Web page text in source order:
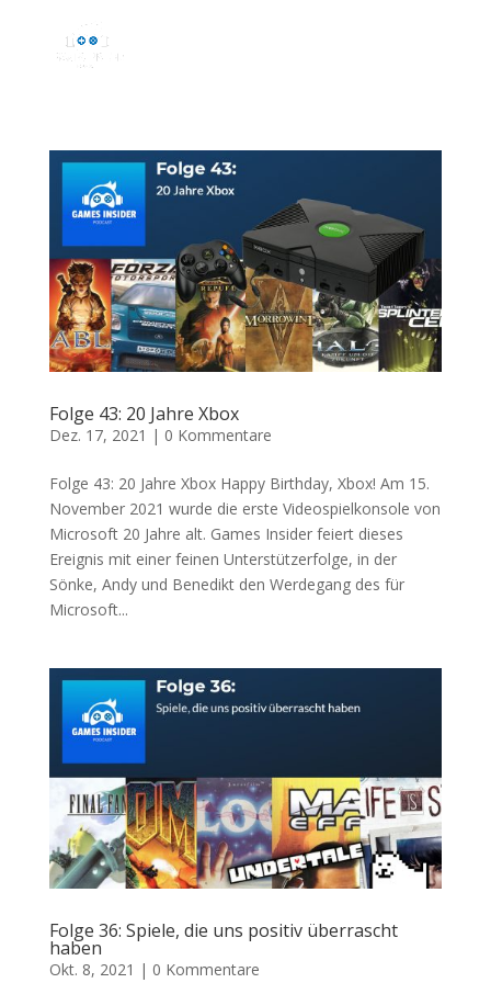
Folge 43: 20 Jahre Xbox
Dez. 17, 2021 | 0 Kommentare
Folge 43: 20 Jahre Xbox Happy Birthday, Xbox! Am 15.
November 2021 wurde die erste Videospielkonsole von
Microsoft 20 Jahre alt. Games Insider feiert dieses
Ereignis mit einer feinen Unterstützerfolge, in der
Sönke, Andy und Benedikt den Werdegang des für
Microsoft...
Folge 36: Spiele, die uns positiv überrascht
haben
Okt. 8, 2021 | 0 Kommentare